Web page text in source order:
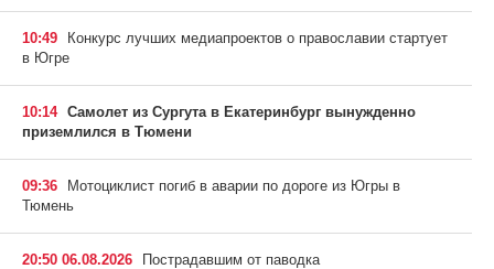
10:49
Конкурс лучших медиапроектов о православии стартует
в Югре
10:14 Самолет из Сургута в Екатеринбург вынужденно
приземлился в Тюмени
09:36
Мотоциклист погиб в аварии по дороге из Югры в
Тюмень
20:50 06.08.2026
Пострадавшим от паводка